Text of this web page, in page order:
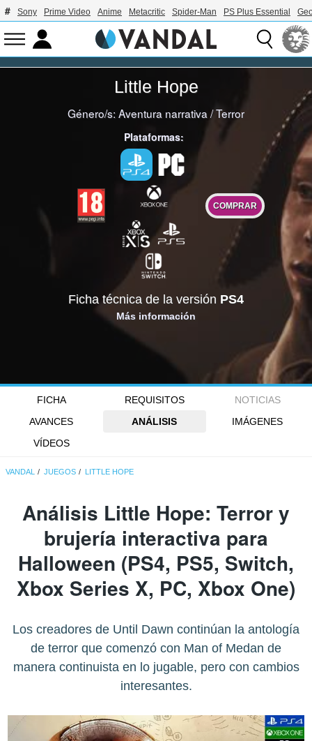
Sony Prime Video Anime Metacritic Spider-Man PS Plus Essential
Little Hope
Género/s:Aventura narrativa /Terror
Plataformas:
COMPRAR
Ficha técnica de la versión PS4
Más información
FICHA REQUISITOS
NOTICIAS
AVANCES
ANÁLISIS
IMÁGENES
VÍDEOS
VANDAL JUEGOS LITTLE HOPE
Análisis Little Hope: Terror y
brujería interactiva para
Halloween (PS4, PS5, Switch,
Xbox Series X, PC, Xbox One)
Los creadores de Until Dawn continúan la antología
de terror que comenzó con Man of Medan de
manera continuista en lo jugable, pero con cambios
interesantes.